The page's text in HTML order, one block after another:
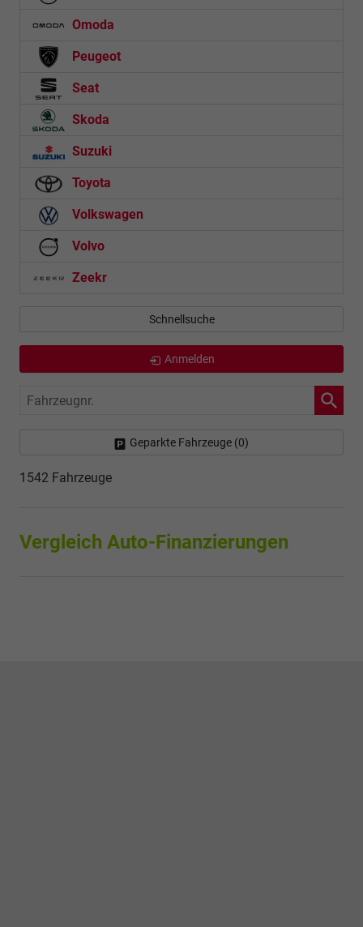
Omoda
Peugeot
Seat
Skoda
Suzuki
Toyota
Volkswagen
Volvo
Zeekr
Schnellsuche
Anmelden
Fahrzeugnr.
Geparkte Fahrzeuge (0)
1542 Fahrzeuge
Vergleich Auto-Finanzierungen